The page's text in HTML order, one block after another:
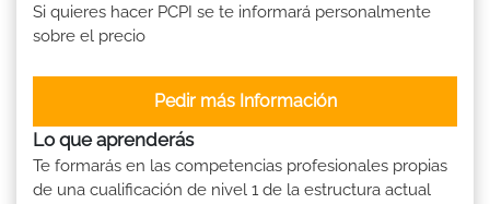
Si quieres hacer PCPI se te informará personalmente
sobre el precio
Pedir más Información
Lo que aprenderás
Te formarás en las competencias profesionales propias
de una cualificación de nivel 1 de la estructura actual